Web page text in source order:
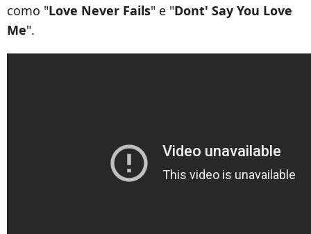
como "Love Never Fails" e "Dont' Say You Love
Me".